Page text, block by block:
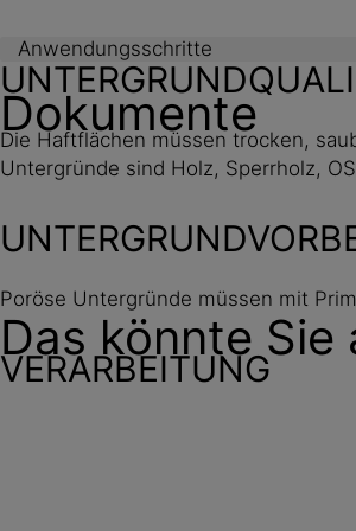
Anwendungsschritte
Die Haftflächen müssen trocken,
Untergründe sind Holz, Sperrholz,
Poröse Untergründe müssen mit
VERARBEITUNG
Es sind die jeweils gültigen
Dokumente
Das könnte Sie